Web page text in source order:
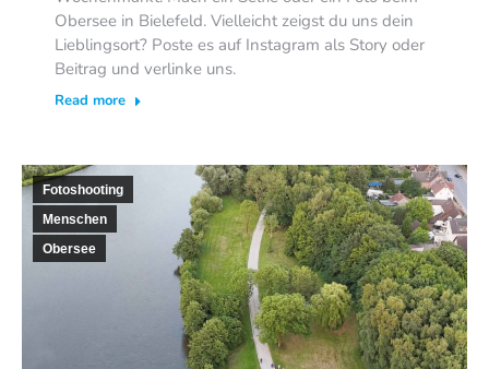
Obersee in Bielefeld. Vielleicht zeigst du uns dein
Lieblingsort? Poste es auf Instagram als Story oder
Beitrag und verlinke uns.
Read more
Fotoshooting
Menschen
Obersee